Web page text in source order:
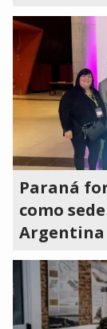
Paraná
como
Argentina